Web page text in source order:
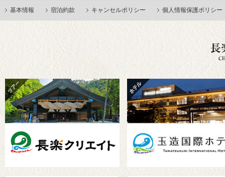
基本情報 宿泊約款 キャンセルポリシー 個人情報保護ポリシー